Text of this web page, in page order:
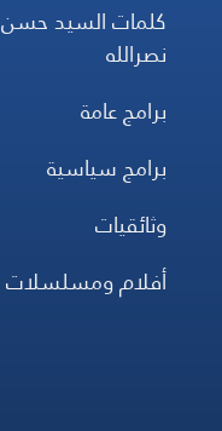
كلمات السيد حسن
نصرالله
برامج عامة
برامج سياسية
وثائقيات
أفلام ومسلسلات